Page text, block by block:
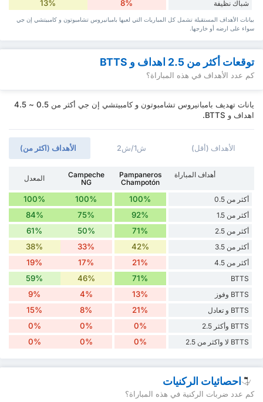
شباك نظيفة 8%
13%
بيانات الأهداف المستقبلة تشمل كل المباريات التي لعبها بامبانيروس تشامبوتون و كامبيتشي إن جي
سواء ‏على ارضه أو خارجها.
توقعات أكثر من 2.5 اهداف و BTTS
كم عدد الأهداف في هذه المباراة؟
يانات تهديف بامبانيروس تشامبوتون و كامبيتشي إن جي أكثر من 0.5 ~ 4.5
اهداف و BTTS.
الأهداف (اكثر من) ش1/ش2 الأهداف (أقل)
أهداف المباراة
Pampaneros
Champotón
Campeche
NG
المعدل
أكثر من 0.5 100%
100%
100%
أكثر من 1.5 92%
75%
84%
أكثر من 2.5 71%
50%
61%
أكثر من 3.5 42%
33%
38%
أكثر من 4.5 21%
17%
19%
BTTS
71%
46%
59%
BTTS وفوز 13%
4%
9%
BTTS و تعادل 21%
8%
15%
BTTS وأكثر 2.5 0%
0%
0%
BTTS لا واكثر من 2.5 0%
0%
0%
احصائيات الركنيات
كم عدد ضربات الركنية في هذه المباراة؟